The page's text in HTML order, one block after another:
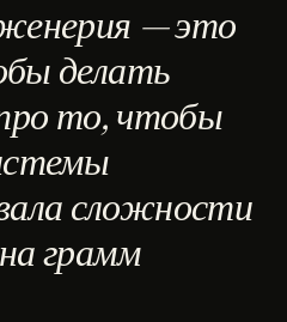
— это
делать
то, чтобы
сложности
грамм